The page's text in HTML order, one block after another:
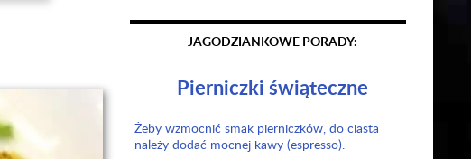
JAGODZIANKOWE PORADY:
Pierniczki świąteczne
Żeby wzmocnić smak pierniczków, do ciasta
należy dodać mocnej kawy (espresso).